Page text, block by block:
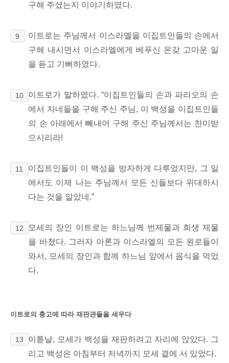
구해 주셨는지 이야기하였다.
9
이트로는 주님께서 이스라엘을 이집트인들의 손에서
구해 내시면서 이스라엘에게 베푸신 온갖 고마운 일
을 듣고 기뻐하였다.
10
이트로가 말하였다. “이집트인들의 손과 파라오의 손
에서 자네들을 구해 주신 주님, 이 백성을 이집트인들
의 손 아래에서 빼내어 구해 주신 주님께서는 찬미받
으시리라!
11 이집트인들이 이 백성을 방자하게 다루었지만, 그 일
에서도 이제 나는 주님께서 모든 신들보다 위대하시
다는 것을 알았네.”
12
모세의 장인 이트로는 하느님께 번제물과 희생 제물
을 바쳤다. 그러자 아론과 이스라엘의 모든 원로들이
와서, 모세의 장인과 함께 하느님 앞에서 음식을 먹었
다.
이트로의 충고에 따라 재판관들을 세우다
13
이튿날, 모세가 백성을 재판하려고 자리에 앉았다. 그
리고 백성은 아침부터 저녁까지 모세 곁에 서 있었다.